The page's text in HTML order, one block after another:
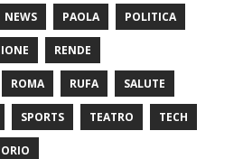
NEWS PAOLA POLITICA
RENDE
ROMA RUFA SALUTE
SPORTS TEATRO TECH